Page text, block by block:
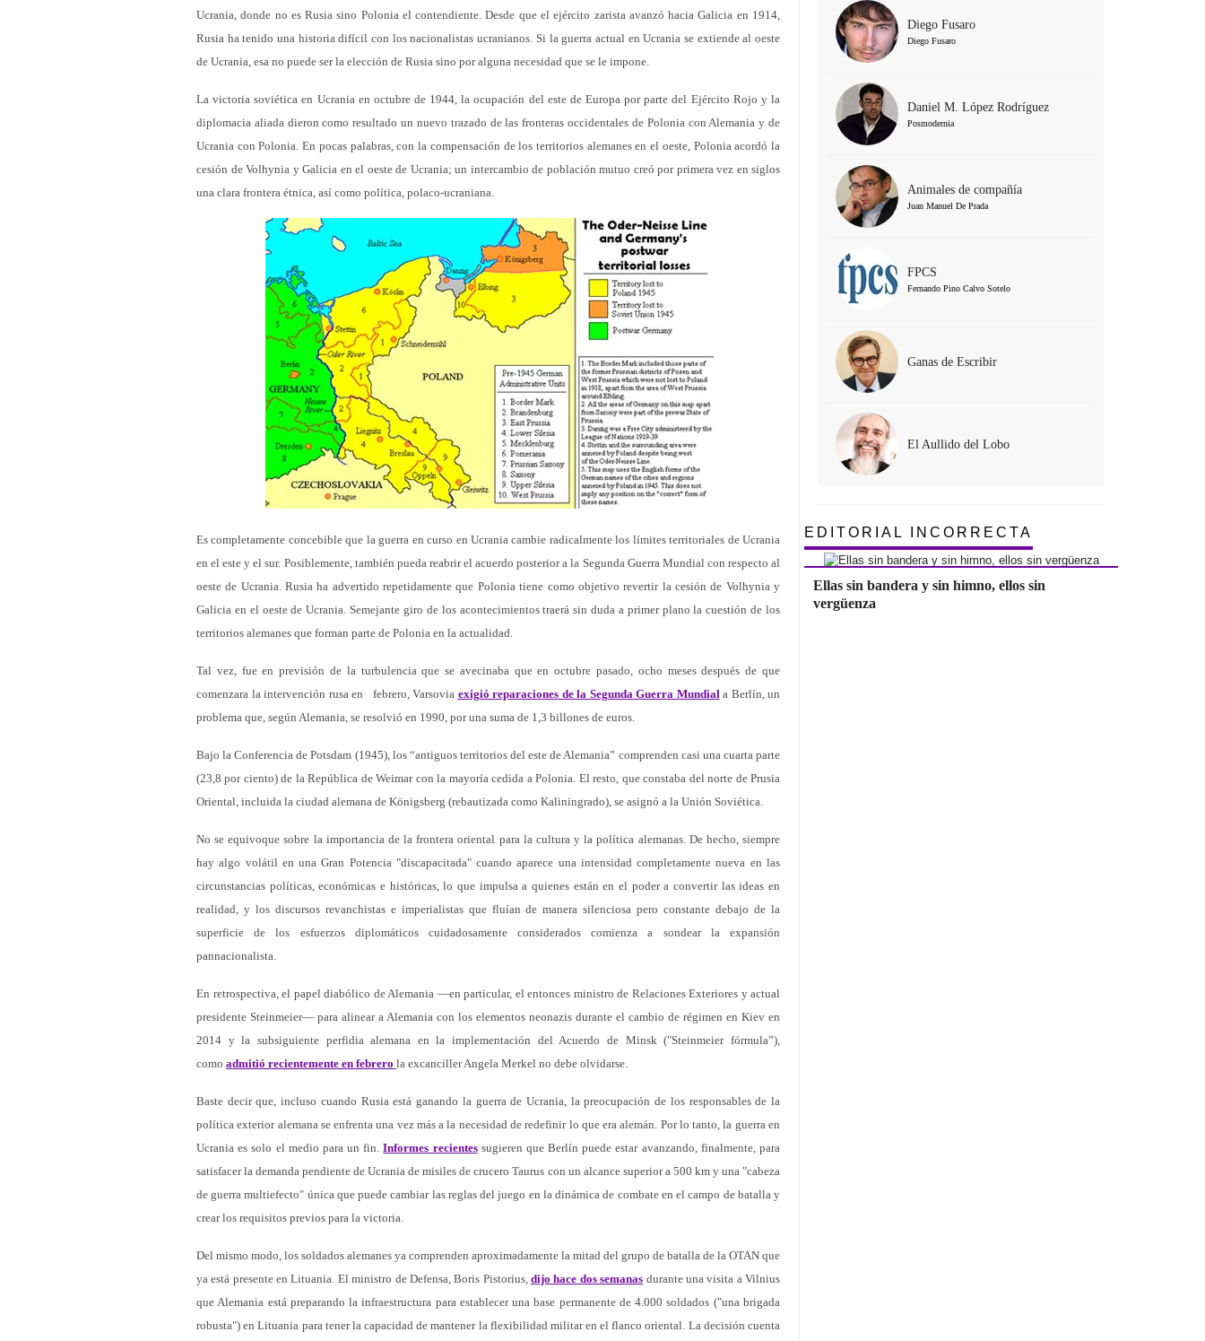
Ucrania, donde no es Rusia sino Polonia el contendiente. Desde que el ejército zarista avanzó hacia Galicia en 1914,
Rusia ha tenido una historia difícil con los nacionalistas ucranianos. Si la guerra actual en Ucrania se extiende al oeste
de Ucrania, esa no puede ser la elección de Rusia sino por alguna necesidad que se le impone.
La victoria soviética en Ucrania en octubre de 1944, la ocupación del este de Europa por parte del Ejército Rojo y la
diplomacia aliada dieron como resultado un nuevo trazado de las fronteras occidentales de Polonia con Alemania y de
Ucrania con Polonia. En pocas palabras, con la compensación de los territorios alemanes en el oeste, Polonia acordó la
cesión de Volhynia y Galicia en el oeste de Ucrania; un intercambio de población mutuo creó por primera vez en siglos
una clara frontera étnica, así como política, polaco-ucraniana.
Es completamente concebible que la guerra en curso en Ucrania cambie radicalmente los límites territoriales de Ucrania
en el este y el sur. Posiblemente, también pueda reabrir el acuerdo posterior a la Segunda Guerra Mundial con respecto al
oeste de Ucrania. Rusia ha advertido repetidamente que Polonia tiene como objetivo revertir la cesión de Volhynia y
Galicia en el oeste de Ucrania. Semejante giro de los acontecimientos traerá sin duda a primer plano la cuestión de los
territorios alemanes que forman parte de Polonia en la actualidad.
Tal vez, fue en previsión de la turbulencia que se avecinaba que en octubre pasado, ocho meses después de que
comenzara la intervención rusa en febrero, Varsovia exigió reparaciones de la Segunda Guerra Mundiala Berlín, un
problema que, según Alemania, se resolvió en 1990, por una suma de 1,3 billones de euros.
Bajo la Conferencia de Potsdam (1945), los “antiguos territorios del este de Alemania” comprenden casi una cuarta parte
(23,8 por ciento) de la República de Weimar con la mayoría cedida a Polonia. El resto, que constaba del norte de Prusia
Oriental, incluida la ciudad alemana de Königsberg (rebautizada como Kaliningrado), se asignó a la Unión Soviética.
No se equivoque sobre la importancia de la frontera oriental para la cultura y la política alemanas. De hecho, siempre
hay algo volátil en una Gran Potencia "discapacitada" cuando aparece una intensidad completamente nueva en las
circunstancias políticas, económicas e históricas, lo que impulsa a quienes están en el poder a convertir las ideas en
realidad, y los discursos revanchistas e imperialistas que fluían de manera silenciosa pero constante debajo de la
superficie de los esfuerzos diplomáticos cuidadosamente considerados comienza a sondear la expansión
pannacionalista.
En retrospectiva, el papel diabólico de Alemania —en particular, el entonces ministro de Relaciones Exteriores y actual
presidente Steinmeier— para alinear a Alemania con los elementos neonazis durante el cambio de régimen en Kiev en
2014 y la subsiguiente perfidia alemana en la implementación del Acuerdo de Minsk ("Steinmeier fórmula”),
como admitió recientemente en febrero la excanciller Angela Merkel no debe olvidarse.
Baste decir que, incluso cuando Rusia está ganando la guerra de Ucrania, la preocupación de los responsables de la
política exterior alemana se enfrenta una vez más a la necesidad de redefinir lo que era alemán. Por lo tanto, la guerra en
Ucrania es solo el medio para un fin.Informes recientessugieren que Berlín puede estar avanzando, finalmente, para
satisfacer la demanda pendiente de Ucrania de misiles de crucero Taurus con un alcance superior a 500 km y una "cabeza
de guerra multiefecto" única que puede cambiar las reglas del juego en la dinámica de combate en el campo de batalla y
crear los requisitos previos para la victoria.
Del mismo modo, los soldados alemanes ya comprenden aproximadamente la mitad del grupo de batalla de la OTAN que
ya está presente en Lituania. El ministro de Defensa, Boris Pistorius,dijo hace dos semanas durante una visita a Vilnius
que Alemania está preparando la infraestructura para establecer una base permanente de 4.000 soldados ("una brigada
robusta") en Lituania para tener la capacidad de mantener la flexibilidad militar en el flanco oriental. La decisión cuenta
Diego Fusaro
Diego Fusaro
Daniel M. López Rodríguez
Posmodernia
Animales de compañía
Juan Manuel De Prada
FPCS
Fernando Pino Calvo Sotelo
Ganas de Escribir
El Aullido del Lobo
EDITORIAL INCORRECTA
Ellas sin bandera y sin himno, ellos sin
vergüenza